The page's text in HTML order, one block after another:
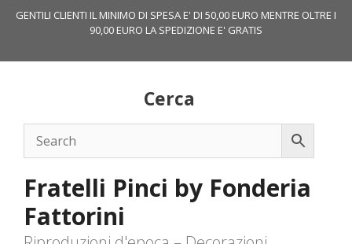
GENTILI CLIENTI IL MINIMO DI SPESA E' DI 50,00 EURO MENTRE OLTRE I
90,00 EURO LA SPEDIZIONE E' GRATIS
Cerca
Fratelli Pinci by Fonderia
Fattorini